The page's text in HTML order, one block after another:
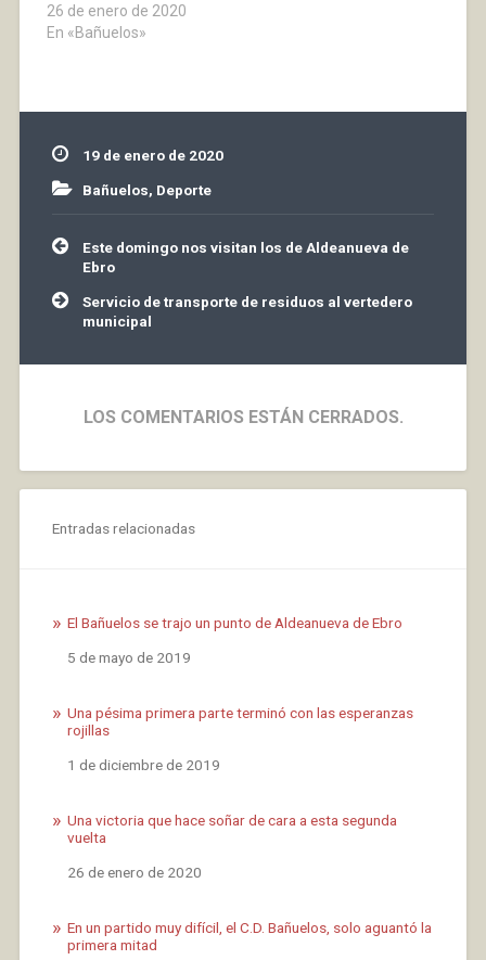
vuelta que comienza;
los de Baños han
partido fue muy
competido,
26 de enero de 2020
En «Bañuelos»
19 de enero de 2020
Bañuelos, Deporte
Navegación
de
entradas
Este domingo nos visitan los de Aldeanueva de
Ebro
Servicio de transporte de residuos al vertedero
municipal
LOS COMENTARIOS ESTÁN CERRADOS.
Entradas relacionadas
El Bañuelos se trajo un punto de Aldeanueva de Ebro
Fecha
5 de mayo de 2019
Una pésima primera parte terminó con las esperanzas
rojillas
Fecha
1 de diciembre de 2019
Una victoria que hace soñar de cara a esta segunda
vuelta
Fecha
26 de enero de 2020
En un partido muy difícil, el C.D. Bañuelos, solo aguantó la
primera mitad